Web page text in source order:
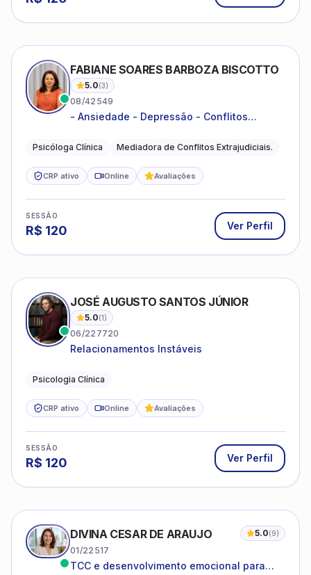
FABIANE SOARES BARBOZA BISCOTTO
5.0(3)
08/42549
- Ansiedade - Depressão - Conflitos
relacionamentos - Autoestima -
Psicóloga Clínica Mediadora de Conflitos Extrajudiciais.
CRP ativo Online Avaliações
SESSÃO
R$ 120 Ver Perfil
JOSÉ AUGUSTO SANTOS JÚNIOR
5.0(1)
06/227720
Relacionamentos Instáveis
Psicologia Clínica
CRP ativo Online Avaliações
SESSÃO
R$ 120 Ver Perfil
DIVINA CESAR DE ARAUJO 5.0(9)
01/22517
TCC e desenvolvimento emocional para